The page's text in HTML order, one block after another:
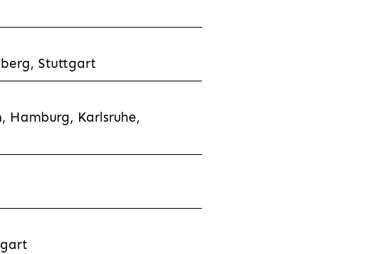
Stuttgart
Hamburg, Karlsruhe,